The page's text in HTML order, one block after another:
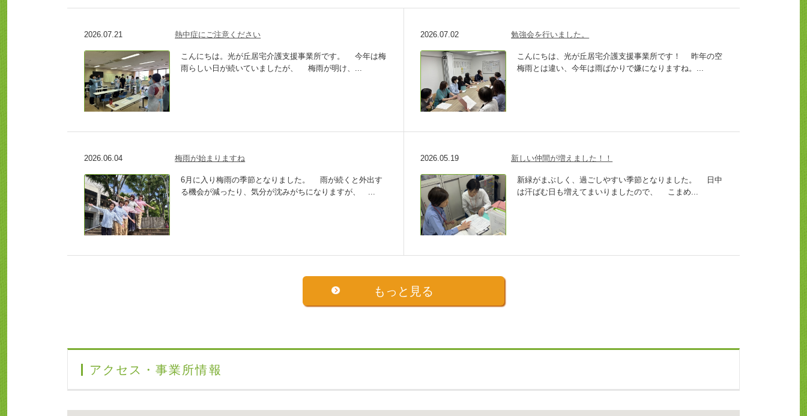
2026.07.21 熱中症にご注意ください
こんにちは。光が丘居宅介護支援事業所です。 今年は梅
雨らしい日が続いていましたが、 梅雨が明け、...
2026.07.02 勉強会を行いました。
こんにちは、光が丘居宅介護支援事業所です！ 昨年の空
梅雨とは違い、今年は雨ばかりで嫌になりますね。...
2026.06.04 梅雨が始まりますね
6月に入り梅雨の季節となりました。 雨が続くと外出す
る機会が減ったり、気分が沈みがちになりますが、 ...
2026.05.19 新しい仲間が増えました！！
新緑がまぶしく、過ごしやすい季節となりました。 日中
は汗ばむ日も増えてまいりましたので、 こまめ...
もっと見る
アクセス・事業所情報